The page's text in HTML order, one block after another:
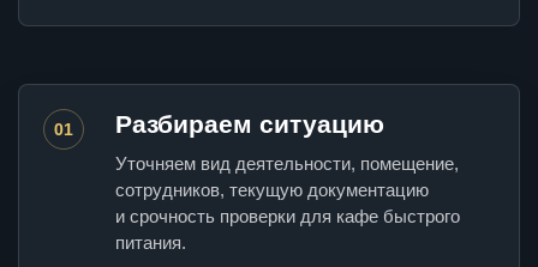
01 Разбираем ситуацию
Уточняем вид деятельности, помещение,
сотрудников, текущую документацию
и срочность проверки для кафе быстрого
питания.